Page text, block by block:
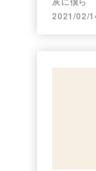
2021/02/